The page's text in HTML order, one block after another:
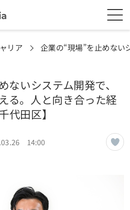
リア 企業の“現場”を止めない
ないシステム開発で、
る。人と向き合った経
代田区】
14:00